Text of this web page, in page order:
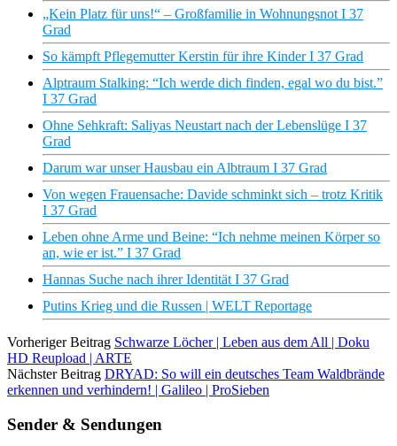
„Kein Platz für uns!“ – Großfamilie in Wohnungsnot I 37
Grad
So kämpft Pflegemutter Kerstin für ihre Kinder I 37 Grad
Alptraum Stalking: “Ich werde dich finden, egal wo du bist.”
I 37 Grad
Ohne Sehkraft: Saliyas Neustart nach der Lebenslüge I 37
Grad
Darum war unser Hausbau ein Albtraum I 37 Grad
Von wegen Frauensache: Davide schminkt sich – trotz Kritik
I 37 Grad
Leben ohne Arme und Beine: “Ich nehme meinen Körper so
an, wie er ist.” I 37 Grad
Hannas Suche nach ihrer Identität I 37 Grad
Putins Krieg und die Russen | WELT Reportage
Vorheriger Beitrag Schwarze Löcher | Leben aus dem All | Doku
HD Reupload | ARTE
Nächster Beitrag DRYAD: So will ein deutsches Team Waldbrände
erkennen und verhindern! | Galileo | ProSieben
Sender & Sendungen